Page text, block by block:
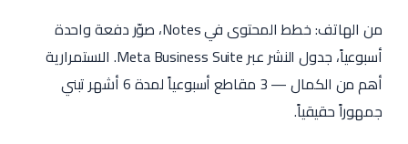
من الهاتف: خطط المحتوى في Notes، صوّر دفعة واحدة
أسبوعياً، جدول النشر عبر Meta Business Suite. الاستمرارية
أهم من الكمال — 3 مقاطع أسبوعياً لمدة 6 أشهر تبني
جمهوراً حقيقياً.